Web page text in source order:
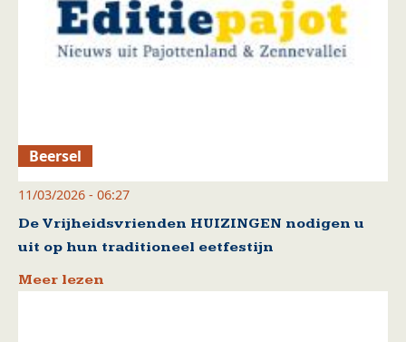
Beersel
11/03/2026 - 06:27
De Vrijheidsvrienden HUIZINGEN nodigen u
uit op hun traditioneel eetfestijn
Meer lezen